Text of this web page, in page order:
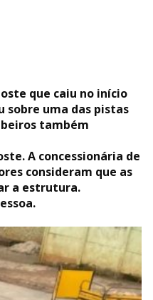
que caiu no início
sobre uma das pistas
também
A concessionária de
consideram que as
a estrutura.